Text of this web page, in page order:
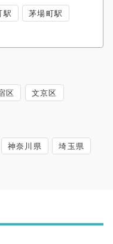
駅 茅場町駅
区 文京区
神奈川県 埼玉県